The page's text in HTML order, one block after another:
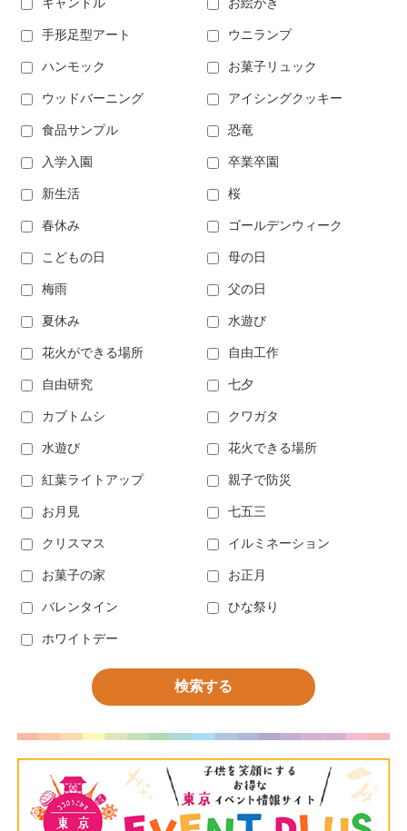
キャンドル お絵かき
手形足型アート ウニランプ
ハンモック お菓子リュック
ウッドバーニング アイシングクッキー
食品サンプル 恐竜
入学入園 卒業卒園
新生活 桜
春休み ゴールデンウィーク
こどもの日 母の日
梅雨 父の日
夏休み 水遊び
花火ができる場所 自由工作
自由研究 七夕
カブトムシ クワガタ
水遊び 花火できる場所
紅葉ライトアップ 親子で防災
お月見 七五三
クリスマス イルミネーション
お菓子の家 お正月
バレンタイン ひな祭り
ホワイトデー